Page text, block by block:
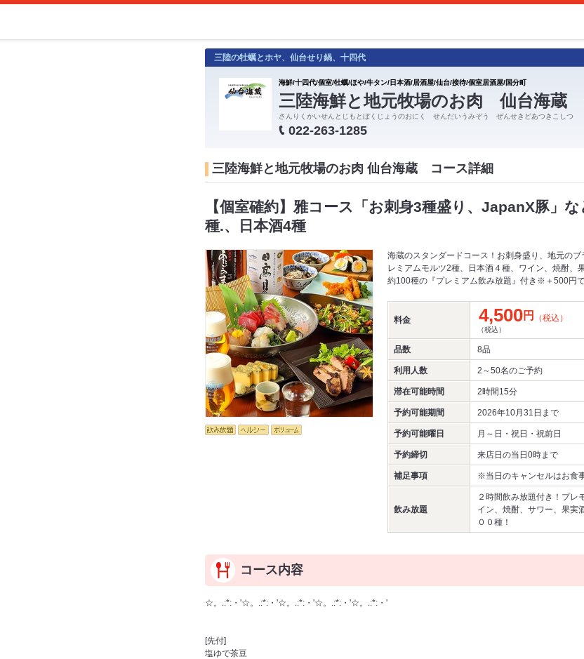
三陸の牡蠣とホヤ、仙台せり鍋、十四代
海鮮/十四代/個室/牡蠣/ほや/牛タン/日本酒/居酒屋/仙台/接待/個室居酒屋/国分町
三陸海鮮と地元牧場のお肉 仙台海蔵
さんりくかいせんとじもとぼくじょうのおにく せんだいうみぞう ぜんせきどあつきこしつ
022-263-1285
三陸海鮮と地元牧場のお肉 仙台海蔵 コース詳細
【個室確約】雅コース「お刺身3種盛り、JapanX豚」
種.、日本酒4種
海蔵のスタンダードコース！お刺身盛り、地元の
レミアムモルツ2種、日本酒４種、ワイン、焼酎、
約100種の『プレミアム飲み放題』付き※＋500円
料金 4,500円 （税込）
（税込）
品数 8品
利用人数 2～50名のご予約
滞在可能時間 2時間15分
予約可能期間 2026年10月31日まで
予約可能曜日 月～日・祝日・祝前日
予約締切 来店日の当日0時まで
補足事項 ※当日のキャンセルはお食
飲み放題
２時間飲み放題付き！プレ
イン、焼酎、サワー、果実
００種！
コース内容
☆。.:*:・'☆。.:*:・'☆。.:*:・'☆。.:*:・'☆。.:*:・'
[先付]
塩ゆで茶豆